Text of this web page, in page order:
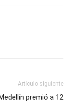
Artículo siguiente
premió a 12